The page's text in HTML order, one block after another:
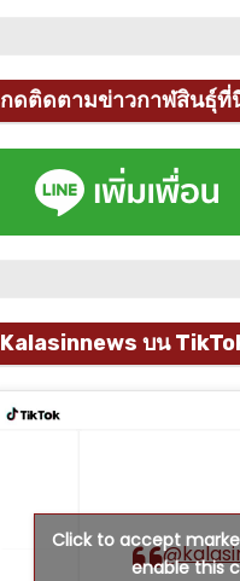
กดติดตามข่าวกาฬสินธุ์ที่
Kalasinnews บน
Click to accept
enable this